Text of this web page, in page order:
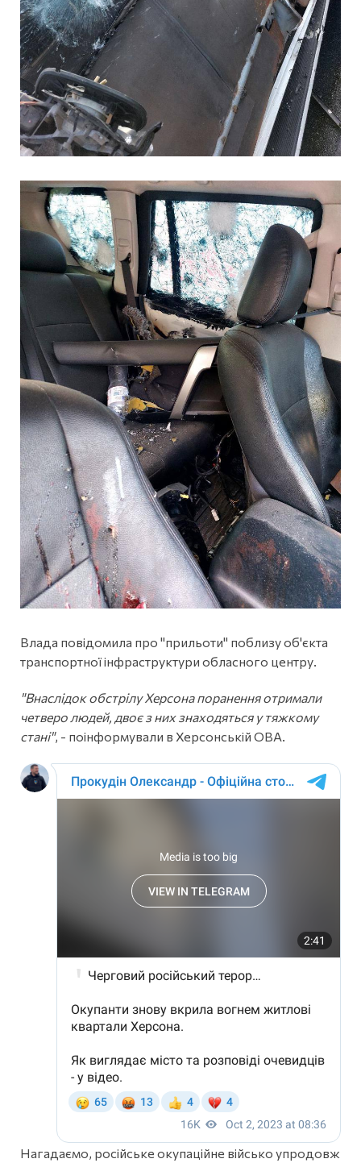
Влада повідомила про "прильоти" поблизу об'єкта
транспортної інфраструктури обласного центру.
"Внаслідок обстрілу Херсона поранення отримали
четверо людей, двоє з них знаходяться у тяжкому
стані", - поінформували в Херсонській ОВА.
Нагадаємо, російське окупаційне військо упродовж